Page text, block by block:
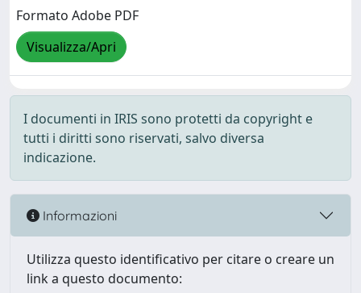
Formato Adobe PDF
Visualizza/Apri
I documenti in IRIS sono protetti da copyright e
tutti i diritti sono riservati, salvo diversa
indicazione.
Informazioni
Utilizza questo identificativo per citare o creare un
link a questo documento: